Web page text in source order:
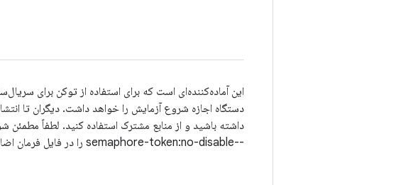
--semaphore-token:no-disable را در فایل فرمان اضافه کند.